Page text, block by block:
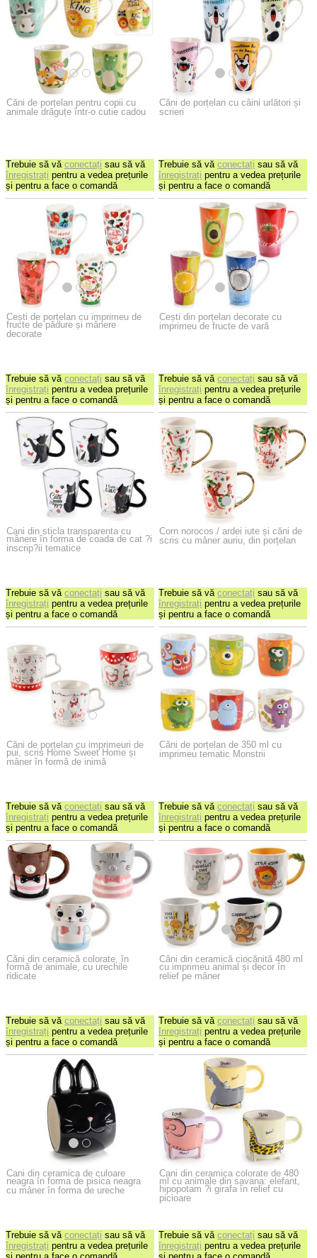
Căni de porțelan pentru copii cu
animale drăguțe într-o cutie cadou
Trebuie să vă conectați sau să vă
înregistrați pentru a vedea prețurile
și pentru a face o comandă
Căni de porțelan cu câini urlători și
scrieri
Trebuie să văconectați sau să vă
înregistrați pentru a vedea prețurile
și pentru a face o comandă
Cești de porțelan cu imprimeu de
fructe de pădure și mânere
decorate
Trebuie să vă conectați sau să vă
înregistrați pentru a vedea prețurile
și pentru a face o comandă
Cești din porțelan decorate cu
imprimeu de fructe de vară
Trebuie să văconectați sau să vă
înregistrați pentru a vedea prețurile
și pentru a face o comandă
Cani din sticla transparenta cu
mânere în forma de coada de cat ?i
inscrip?ii tematice
Trebuie să vă conectați sau să vă
înregistrați pentru a vedea prețurile
și pentru a face o comandă
Corn norocos / ardei iute și căni de
scris cu mâner auriu, din porțelan
Trebuie să văconectați sau să vă
înregistrați pentru a vedea prețurile
și pentru a face o comandă
Căni de porțelan cu imprimeuri de
pui, scris Home Sweet Home și
mâner în formă de inimă
Trebuie să vă conectați sau să vă
înregistrați pentru a vedea prețurile
și pentru a face o comandă
Căni de porțelan de 350 ml cu
imprimeu tematic Monstrii
Trebuie să văconectați sau să vă
înregistrați pentru a vedea prețurile
și pentru a face o comandă
Căni din ceramică colorate, în
formă de animale, cu urechile
ridicate
Trebuie să vă conectați sau să vă
înregistrați pentru a vedea prețurile
și pentru a face o comandă
Căni din ceramică ciocănită 480 ml
cu imprimeu animal și decor în
relief pe mâner
Trebuie să văconectați sau să vă
înregistrați pentru a vedea prețurile
și pentru a face o comandă
Cani din ceramica de culoare
neagra în forma de pisica neagra
cu mâner în forma de ureche
Trebuie să vă conectați sau să vă
înregistrați pentru a vedea prețurile
Cani din ceramica colorate de 480
ml cu animale din savana: elefant,
hipopotam ?i girafa în relief cu
picioare
Trebuie să văconectați sau să vă
înregistrați pentru a vedea prețurile